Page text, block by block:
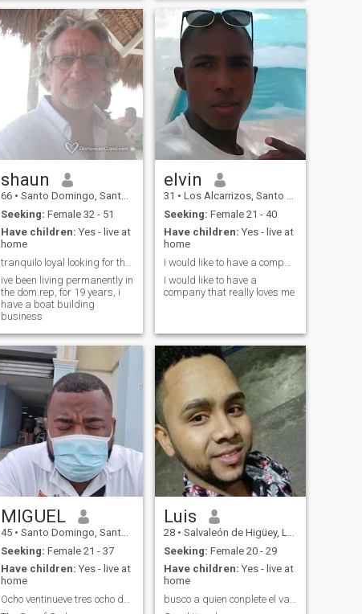
shaun
66 • Santo Domingo, Santo Domingo, Dominican Republic
Seeking: Female 32 - 51
Have children: Yes - live at
home
ive been living permanently in
the dom.rep, for 19 years, i
have a boat building
business
elvin
31 • Los Alcarrizos, Santo Domingo, Dominican Republic
Seeking: Female 21 - 40
Have children: Yes - live at
home
I would like to have a
company that really loves me
MIGUEL
45 • Santo Domingo, Santo Domingo, Dominican Republic
Seeking: Female 21 - 37
Have children: Yes - live at
home
Luis
28 • Salvaleón de Higüey, La Altagracia, Dominican Republic
Seeking: Female 20 - 29
Have children: Yes - live at
home